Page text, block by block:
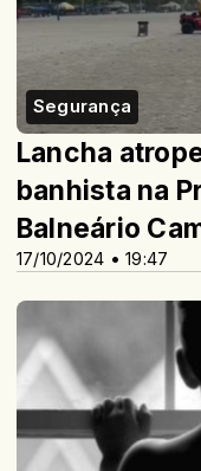
Segurança
17/10/2024 • 19:47
Lancha
banhista na
Balneário